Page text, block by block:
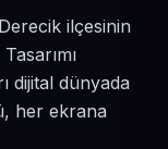
ilçesinin
dijital dünyada
her ekrana